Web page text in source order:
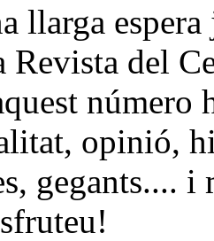
llarga
Revista del
número
opinió,
gegants.... i